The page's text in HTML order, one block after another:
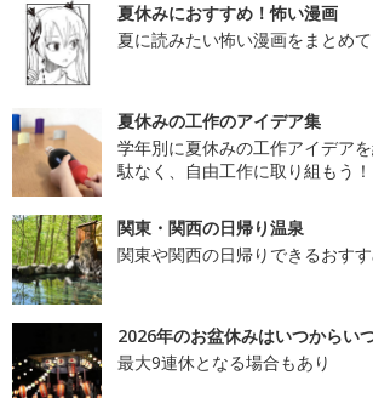
夏休みにおすすめ！怖い漫画
夏に読みたい怖い漫画をまとめて
夏休みの工作のアイデア集
学年別に夏休みの工作アイデア
駄なく、自由工作に取り組もう！
関東・関西の日帰り温泉
関東や関西の日帰りできるおす
2026年のお盆休みはいつからい
最大9連休となる場合もあり